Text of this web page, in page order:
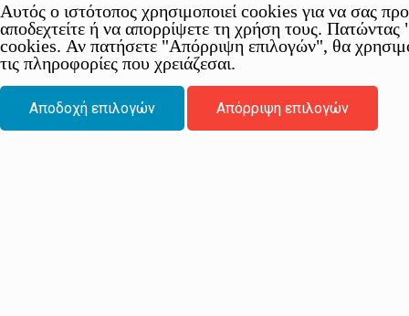
Αυτός ο ιστότοπος χρησιμοποιεί cookies για να σας
αποδεχτείτε ή να απορρίψετε τη χρήση τους.
cookies. Αν πατήσετε "Απόρριψη επιλογών", θα
τις πληροφορίες που χρειάζεσαι.
Αποδοχή επιλογών Απόρριψη επιλογών